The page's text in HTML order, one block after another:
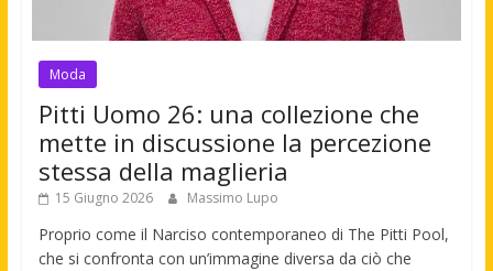
Moda
Pitti Uomo 26: una collezione che
mette in discussione la percezione
stessa della maglieria
15 Giugno 2026 Massimo Lupo
Proprio come il Narciso contemporaneo di The Pitti Pool,
che si confronta con un’immagine diversa da ciò che